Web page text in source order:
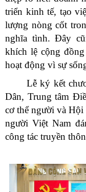
triển kinh tế, tạo
lượng nòng cốt
nghĩa tình. Đây
khích lệ cộng
hoạt động vì sự
Lễ ký kết
Dân, Trung tâm
cơ thể người và
người Việt Nam
công tác truyền